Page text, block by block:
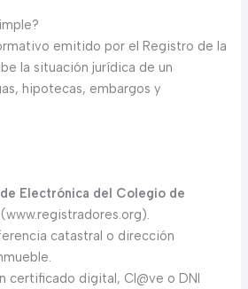
emitido por el Registro de la
la situación jurídica de un
hipotecas, embargos y
Electrónica del Colegio de
(www.registradores.org).
catastral o dirección
certificado digital, Cl@ve o DNI